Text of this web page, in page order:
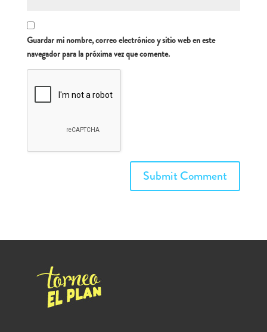
Guardar mi nombre, correo electrónico y sitio web en este
navegador para la próxima vez que comente.